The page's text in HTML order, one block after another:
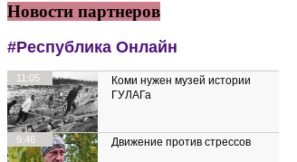
Новости партнеров